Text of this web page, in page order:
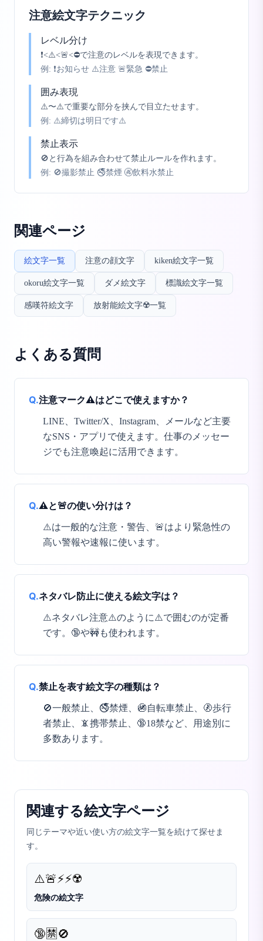
注意絵文字テクニック
レベル分け
❗<⚠️<🚨<⛔で注意のレベルを表現できます。
例: ❗お知らせ ⚠️注意 🚨緊急 ⛔禁止
囲み表現
⚠️〜⚠️で重要な部分を挟んで目立たせます。
例: ⚠️締切は明日です⚠️
禁止表示
🚫と行為を組み合わせて禁止ルールを作れます。
例: 🚫撮影禁止 🚭禁煙 🚱飲料水禁止
関連ページ
絵文字一覧 注意の顔文字 kiken絵文字一覧
okoru絵文字一覧 ダメ絵文字 標識絵文字一覧
感嘆符絵文字 放射能絵文字☢️一覧
よくある質問
Q.注意マーク⚠️はどこで使えますか？
LINE、Twitter/X、Instagram、メールなど主要
なSNS・アプリで使えます。仕事のメッセー
ジでも注意喚起に活用できます。
Q.⚠️と🚨の使い分けは？
⚠️は一般的な注意・警告、🚨はより緊急性の
高い警報や速報に使います。
Q.ネタバレ防止に使える絵文字は？
⚠️ネタバレ注意⚠️のように⚠️で囲むのが定番
です。🔞や🚧も使われます。
Q.禁止を表す絵文字の種類は？
🚫一般禁止、🚭禁煙、🚳自転車禁止、🚷歩行
者禁止、📵携帯禁止、🔞18禁など、用途別に
多数あります。
関連する絵文字ページ
同じテーマや近い使い方の絵文字一覧を続けて探せま
す。
⚠️🚨⚡⚡☢️
危険の絵文字
🔞🈲🚫